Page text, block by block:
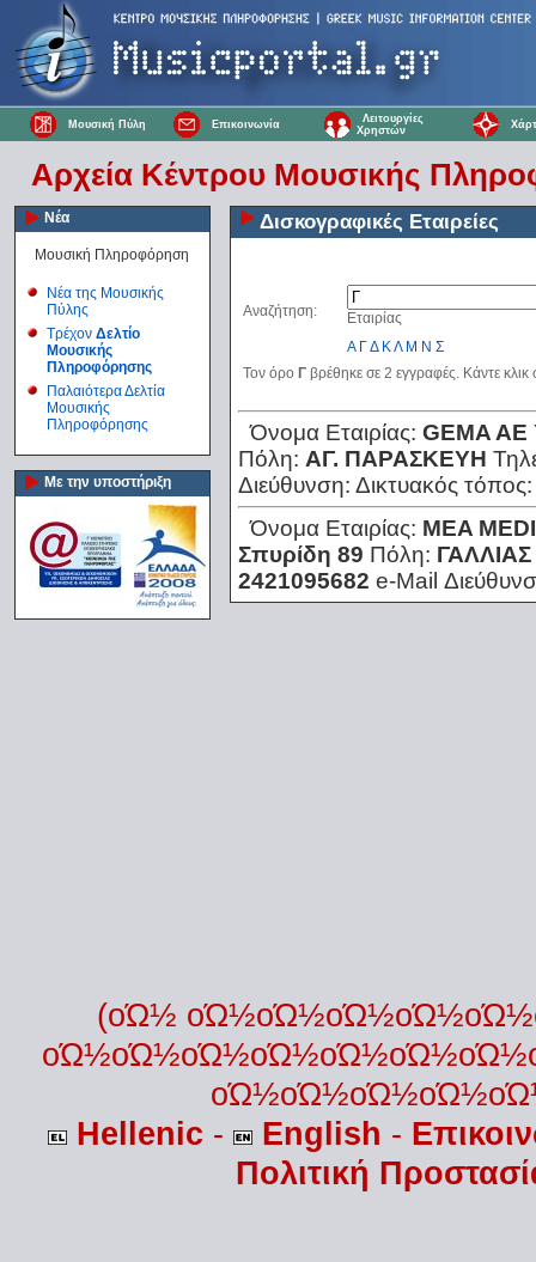
Μουσική Πύλη Επικοινωνία
Λειτουργίες
Χρηστών
Αρχεία Κέντρου Μουσικής
Νέα
Μουσική Πληροφόρηση
Νέα της Μουσικής
Πύλης
Τρέχον Δελτίο
Μουσικής
Πληροφόρησης
Παλαιότερα Δελτία
Μουσικής
Πληροφόρησης
Με την υποστήριξη
Δισκογραφικές Εταιρείες
Αναζήτηση:
Εταιρίας
Α ΓΔ ΚΛ Μ Ν Σ
Τον όρο Γ βρέθηκε σε 2 εγγραφές. Κάντε
Όνομα Εταιρίας: GEMA AE
Πόλη: ΑΓ. ΠΑΡΑΣΚΕΥΗ
Διεύθυνση: Δικτυακός
Όνομα Εταιρίας: MEA
Σπυρίδη 89 Πόλη:
2421095682 e-Mail
(οΏ½
Hellenic - English -
Πολιτική